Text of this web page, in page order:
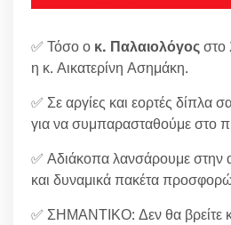
✅ Τόσο ο κ. Παλαιολόγοςστο
η κ. Αικατερίνη Ασημάκη.
✅ Σε αργίες και εορτές δίπλα
για να συμπαρασταθούμε στο
✅ Αδιάκοπα λανσάρουμε στην
και δυναμικά πακέτα
✅ ΣΗΜΑΝΤΙΚΟ: Δεν θα βρείτε